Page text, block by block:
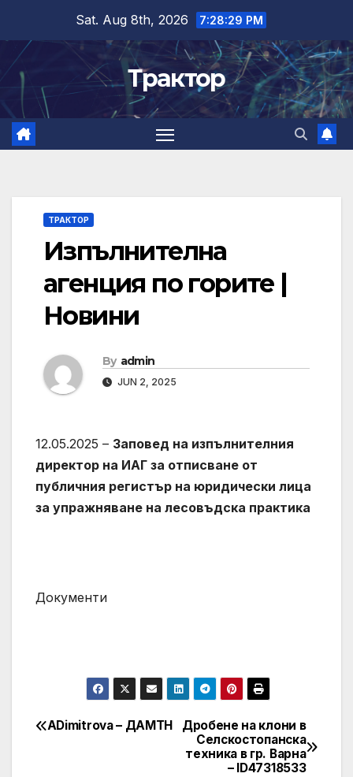
content
Sat. Aug 8th, 2026 7:28:29 PM
Трактор
ТРАКТОР
Изпълнителна
агенция по горите |
Новини
By admin
JUN 2, 2025
12.05.2025 – Заповед на изпълнителния
директор на ИАГ за отписване от
публичния регистър на юридически лица
за упражняване на лесовъдска практика
Документи
Post
Дробене на клони в
Селскостопанска
техника в гр. Варна
– ID47318533
ADimitrova – ДАМТН